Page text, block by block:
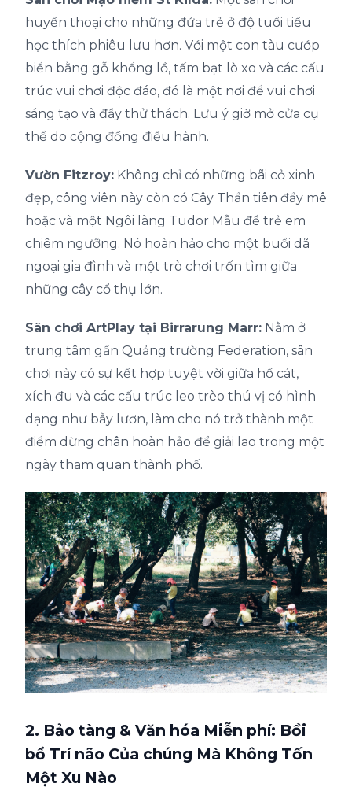
huyền thoại cho những đứa trẻ ở độ tuổi tiểu
học thích phiêu lưu hơn. Với một con tàu cướp
biển bằng gỗ khổng lồ, tấm bạt lò xo và các cấu
trúc vui chơi độc đáo, đó là một nơi để vui chơi
sáng tạo và đầy thử thách. Lưu ý giờ mở cửa cụ
thể do cộng đồng điều hành.
Vườn Fitzroy: Không chỉ có những bãi cỏ xinh
đẹp, công viên này còn có Cây Thần tiên đầy mê
hoặc và một Ngôi làng Tudor Mẫu để trẻ em
chiêm ngưỡng. Nó hoàn hảo cho một buổi dã
ngoại gia đình và một trò chơi trốn tìm giữa
những cây cổ thụ lớn.
Sân chơi ArtPlay tại Birrarung Marr: Nằm ở
trung tâm gần Quảng trường Federation, sân
chơi này có sự kết hợp tuyệt vời giữa hố cát,
xích đu và các cấu trúc leo trèo thú vị có hình
dạng như bẫy lươn, làm cho nó trở thành một
điểm dừng chân hoàn hảo để giải lao trong một
ngày tham quan thành phố.
2. Bảo tàng & Văn hóa Miễn phí: Bồi
bổ Trí não Của chúng Mà Không Tốn
Một Xu Nào